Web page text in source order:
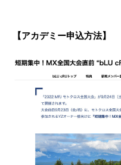
【アカデミー申込方法】